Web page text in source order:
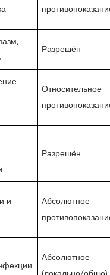
Разрешён
Относительное
Разрешён
и
Абсолютное
Абсолютное